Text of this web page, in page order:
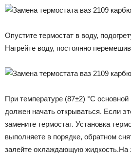
Опустите термостат в воду,
Нагрейте воду, постоянно
При температуре (87±2) °С основной
должен начать открываться. Если
замените термостат. Установка
выполняете в порядке, обратном
залейте охлаждающую жидкость.На